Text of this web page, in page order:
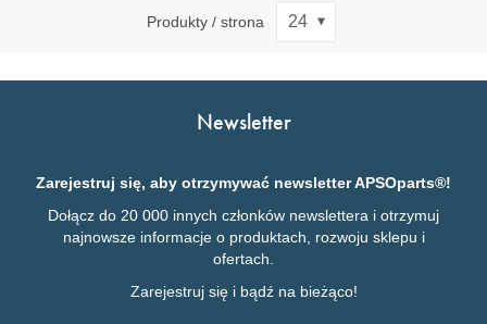
Produkty / strona
Newsletter
Zarejestruj się, aby otrzymywać newsletter APSOparts®!
Dołącz do 20 000 innych członków newslettera i otrzymuj
najnowsze informacje o produktach, rozwoju sklepu i
ofertach.
Zarejestruj się i bądź na bieżąco!